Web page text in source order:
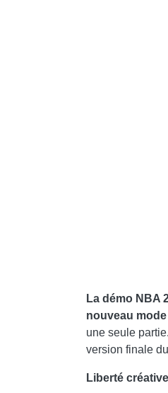
La démo NBA
nouveau
une seule
version finale
Liberté créative